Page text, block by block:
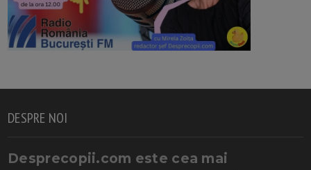
DESPRE NOI
Desprecopii.com este cea mai